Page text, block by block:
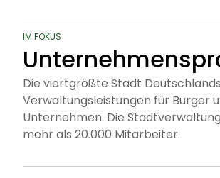
IM FOKUS
Die viertgrößte Stadt
Verwaltungsleistungen für Bürger
Unternehmen. Die
mehr als 20.000 Mitarbeiter.